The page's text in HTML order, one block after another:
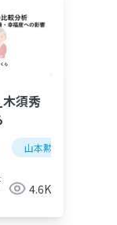
須秀
山本勲研究会
4.6K